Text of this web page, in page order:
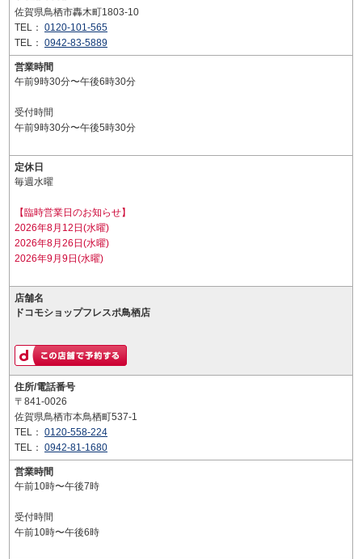
佐賀県鳥栖市轟木町1803-10
TEL： 0120-101-565
TEL： 0942-83-5889
営業時間
午前9時30分〜午後6時30分
受付時間
午前9時30分〜午後5時30分
定休日
毎週水曜
【臨時営業日のお知らせ】
2026年8月12日(水曜)
2026年8月26日(水曜)
2026年9月9日(水曜)
店舗名
ドコモショップフレスポ鳥栖店
住所/電話番号
〒841-0026
佐賀県鳥栖市本鳥栖町537-1
TEL： 0120-558-224
TEL： 0942-81-1680
営業時間
午前10時〜午後7時
受付時間
午前10時〜午後6時